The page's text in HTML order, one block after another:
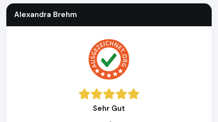
Alexandra Brehm
Sehr Gut